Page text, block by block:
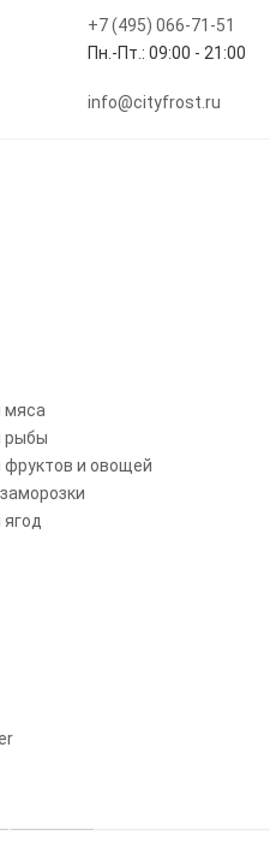
+7 (495) 066-71-51
Пн.-Пт.: 09:00 - 21:00
info@cityfrost.ru
мяса
рыбы
и овощей
4VCS-6.2 б/у
Bitzer